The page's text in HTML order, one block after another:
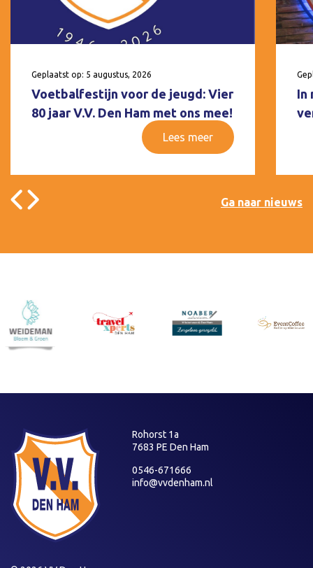
Geplaatst op: 5 augustus, 2026
Voetbalfestijn voor de jeugd: Vier
80 jaar V.V. Den Ham met ons mee!
Lees meer
In
Ga naar nieuws
Rohorst 1a
7683 PE Den Ham
0546-671666
info@vvdenham.nl